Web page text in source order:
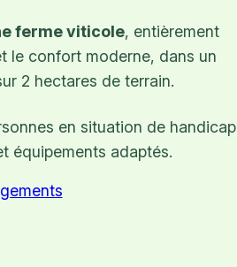
ferme viticole, entièrement
le confort moderne, dans un
2 hectares de terrain.
en situation de handicap
équipements adaptés.